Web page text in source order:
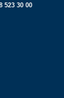
523 30 00